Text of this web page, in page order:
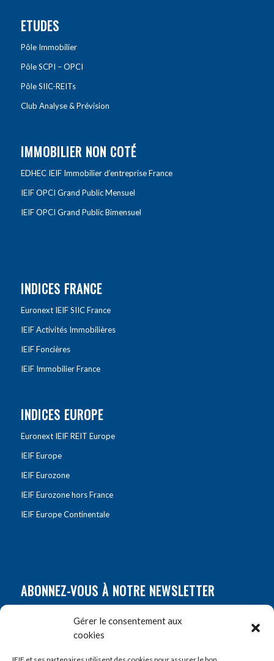
Gérer le consentement aux
cookies
ETUDES
Pôle Immobilier
Pôle SCPI – OPCI
Pôle SIIC-REITs
Club Analyse & Prévision
IMMOBILIER NON COTÉ
EDHEC IEIF Immobilier d’entreprise France
IEIF OPCI Grand Public Mensuel
IEIF OPCI Grand Public Bimensuel
INDICES FRANCE
Euronext IEIF SIIC France
IEIF Activités Immobilières
IEIF Foncières
IEIF Immobilier France
INDICES EUROPE
Euronext IEIF REIT Europe
IEIF Europe
IEIF Eurozone
IEIF Eurozone hors France
IEIF Europe Continentale
ABONNEZ-VOUS À NOTRE NEWSLETTER
Prénom*